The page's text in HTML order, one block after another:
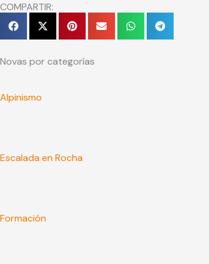
COMPARTIR:
Novas por categorías
Alpinismo
Escalada en Rocha
Formación